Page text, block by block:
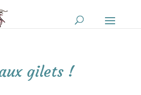
gilets !